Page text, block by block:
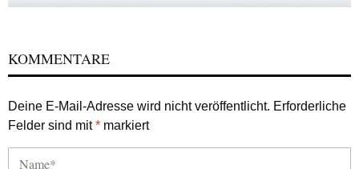
KOMMENTARE
Deine E-Mail-Adresse wird nicht veröffentlicht. Erforderliche
Felder sind mit* markiert